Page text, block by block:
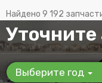
Найдено 9 192
Выберите год